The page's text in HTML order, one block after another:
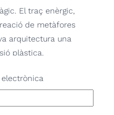
El traç enèrgic,
de metàfores
arquitectura una
plàstica.
a Can Negre i
façanes de la Torre
electrònica